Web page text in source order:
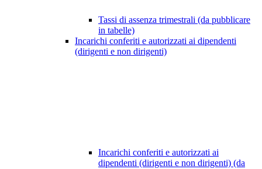
Tassi di assenza trimestrali (da pubblicare
in tabelle)
Incarichi conferiti e autorizzati ai dipendenti
(dirigenti e non dirigenti)
Incarichi conferiti e autorizzati ai
dipendenti (dirigenti e non dirigenti) (da